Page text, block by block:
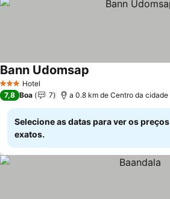
3 EstrelasHotel
Bann Udomsap
7,8 Boa 7 a 0.8 km de Centro da cidade
Selecione as datas para ver os preços
exatos.